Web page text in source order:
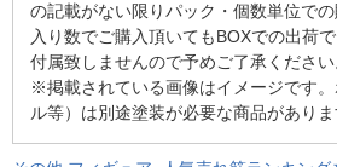
の記載がない限りパック・個数単位で
入り数でご購入頂いてもBOXでの出荷
付属致しませんので予めご了承ください
※掲載されている画像はイメージです
ル等）は別途塗装が必要な商品がありま